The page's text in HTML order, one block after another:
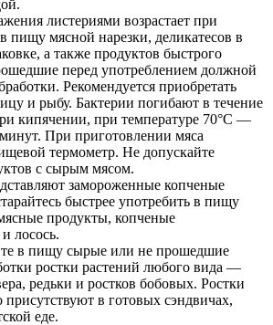
листериями возрастает при
пищу мясной нарезки, деликатесов в
а также продуктов быстрого
перед употреблением должной
Рекомендуется приобретать
и рыбу. Бактерии погибают в течение
кипячении, при температуре 70°С —
При приготовлении мяса
термометр. Не допускайте
с сырым мясом.
замороженные копченые
быстрее употребить в пищу
продукты, копченые
лосось.
в пищу сырые или не прошедшие
ростки растений любого вида —
редьки и ростков бобовых. Ростки
присутствуют в готовых сэндвичах,
еде.